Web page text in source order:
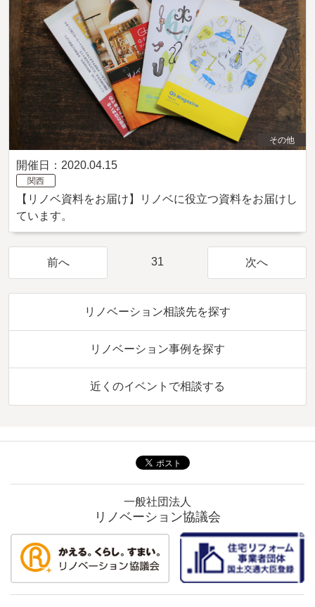
その他
開催日：2020.04.15
関西
【リノベ資料をお届け】リノベに役立つ資料をお届けし
ています。
前へ 31 次へ
リノベーション相談先を探す
リノベーション事例を探す
近くのイベントで相談する
一般社団法人
リノベーション協議会